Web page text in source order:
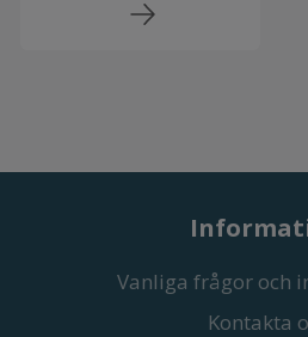
Vanliga frågor och
Kontakta